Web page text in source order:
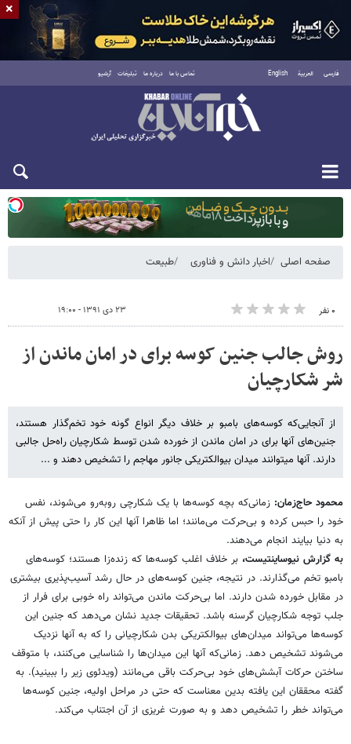
فارسی العربية English تماس با ما درباره ما تبلیغات آرشیو
یکشنبه ۱۸ مرداد ۱۴۰۵
صفحه اصلی اخبار دانش و فناوری طبیعت
۰ نفر ۲۳ دی ۱۳۹۱ - ۱۹:۰۰
روش جالب جنین کوسه برای در امان ماندن از
شر شکارچیان
از آنجایی‌که کوسه‌های بامبو بر خلاف دیگر انواع گونه خود تخم‌گذار هستند،
جنین‌های آنها برای در امان ماندن از خورده شدن توسط شکارچیان راه‌حل جالبی
دارند. آنها می‎توانند میدان بیوالکتریکی جانور مهاجم را تشخیص دهند و ...
محمود حاج‌زمان: زمانی‌که بچه کوسه‌ها با یک شکارچی روبه‌رو می‌شوند، نفس
خود را حبس کرده و بی‌حرکت می‌مانند؛ اما ظاهرا آنها این کار را حتی پیش از آنکه
به دنیا بیایند انجام می‌دهند.
به گزارش نیوساینتیست، بر خلاف اغلب کوسه‌ها که زنده‌زا هستند؛ کوسه‌های
بامبو تخم می‌گذارند. در نتیجه، جنین کوسه‌های در حال رشد آسیب‌پذیری بیشتری
در مقابل خورده شدن دارند. اما بی‌حرکت ماندن می‌تواند راه خوبی برای فرار از
جلب توجه شکارچیان گرسنه باشد. تحقیقات جدید نشان می‌دهد که جنین این
کوسه‌ها می‌تواند میدان‌های بیوالکتریکی بدن شکارچیانی را که به آنها نزدیک
می‌شوند تشخیص دهد. زمانی‌که آنها این میدان‌ها را شناسایی می‌کنند، با متوقف
ساختن حرکات آبشش‌های خود بی‌حرکت باقی می‌مانند (ویدئوی زیر را ببینید). به
گفته محققان این یافته بدین معناست که حتی در مراحل اولیه، جنین کوسه‌ها
می‌تواند خطر را تشخیص دهد و به صورت غریزی از آن اجتناب می‌کند.
×